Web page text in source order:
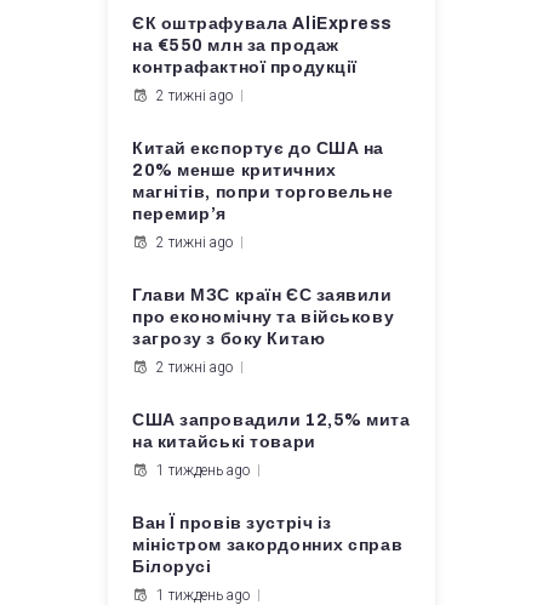
ЄК оштрафувала AliExpress
на €550 млн за продаж
контрафактної продукції
2 тижні ago
Китай експортує до США на
20% менше критичних
магнітів, попри торговельне
перемир’я
2 тижні ago
Глави МЗС країн ЄС заявили
про економічну та військову
загрозу з боку Китаю
2 тижні ago
США запровадили 12,5% мита
на китайські товари
1 тиждень ago
Ван Ї провів зустріч із
міністром закордонних справ
Білорусі
1 тиждень ago